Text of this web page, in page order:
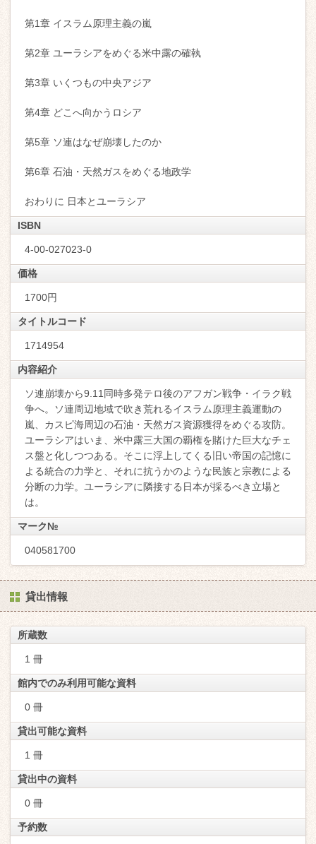
第1章 イスラム原理主義の嵐
第2章 ユーラシアをめぐる米中露の確執
第3章 いくつもの中央アジア
第4章 どこへ向かうロシア
第5章 ソ連はなぜ崩壊したのか
第6章 石油・天然ガスをめぐる地政学
おわりに 日本とユーラシア
ISBN
4-00-027023-0
価格
1700円
タイトルコード
1714954
内容紹介
ソ連崩壊から9.11同時多発テロ後のアフガン戦争・イラク戦
争へ。ソ連周辺地域で吹き荒れるイスラム原理主義運動の
嵐、カスピ海周辺の石油・天然ガス資源獲得をめぐる攻防。
ユーラシアはいま、米中露三大国の覇権を賭けた巨大なチェ
ス盤と化しつつある。そこに浮上してくる旧い帝国の記憶に
よる統合の力学と、それに抗うかのような民族と宗教による
分断の力学。ユーラシアに隣接する日本が採るべき立場と
は。
マーク№
040581700
貸出情報
所蔵数
1 冊
館内でのみ利用可能な資料
0 冊
貸出可能な資料
1 冊
貸出中の資料
0 冊
予約数